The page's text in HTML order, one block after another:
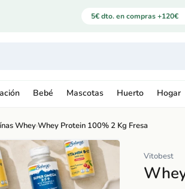
5€ dto. en compras +120€
Bebé Mascotas Huerto Hogar
Whey›Whey Protein 100% 2 Kg Fresa
Vitobest